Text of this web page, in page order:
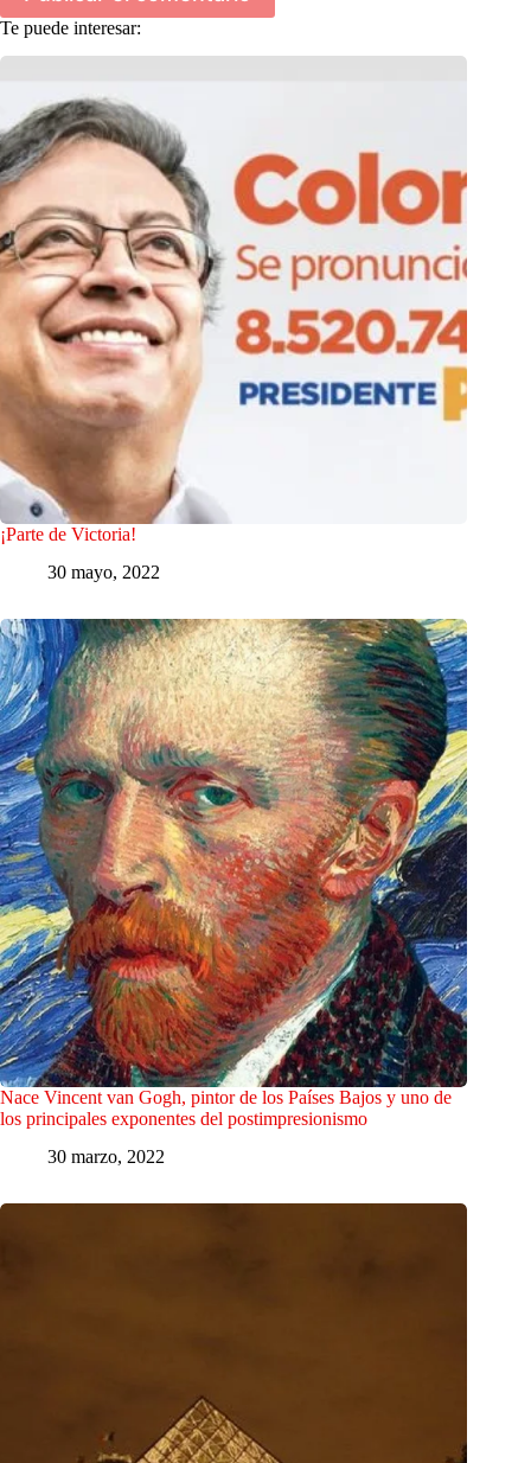
Te puede interesar:
¡Parte de Victoria!
30 mayo, 2022
Nace Vincent van Gogh, pintor de los Países Bajos y uno de
los principales exponentes del postimpresionismo
30 marzo, 2022